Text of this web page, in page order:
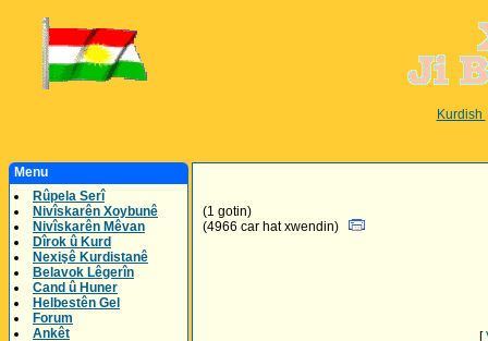
Kurdish
Menu
Rûpela Serî
Nivîskarên Xoybunê
Nivîskarên Mêvan
Dîrok û Kurd
Nexişê Kurdistanê
Belavok Lêgerîn
Cand û Huner
Helbestên Gel
Forum
Ankêt
(1 gotin)
(4966 car hat xwendin)
[